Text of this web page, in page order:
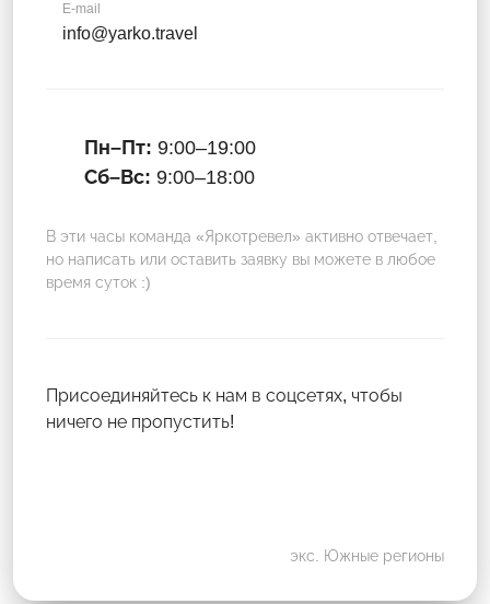
E-mail
info@yarko.travel
Пн–Пт: 9:00–19:00
Сб–Вс: 9:00–18:00
В эти часы команда «Яркотревел» активно отвечает,
но написать или оставить заявку вы можете в любое
время суток :)
Присоединяйтесь к нам в соцсетях, чтобы
ничего не пропустить!
экс. Южные регионы